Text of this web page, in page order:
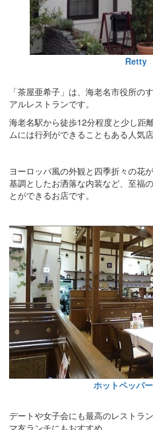
Retty
「茶屋亜希子」は、海老名市役所の
アルレストランです。
海老名駅から徒歩12分程度と少し距
ムには行列ができることもある人気
ヨーロッパ風の外観と四季折々の花
基調としたお洒落な内装など、至福
とができるお店です。
ホットペッパ
デートや女子会にも最高のレストラ
マ友ランチにもおすすめ。